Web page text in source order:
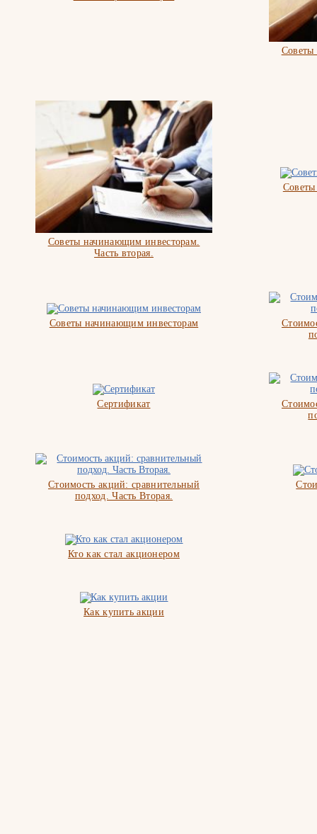
Советы
Советы начинающим инвесторам.
Часть вторая.
Советы начинающим инвесторам
Сертификат
Стоимость акций: сравнительный
подход. Часть Вторая.
Кто как стал акционером
Как купить акции